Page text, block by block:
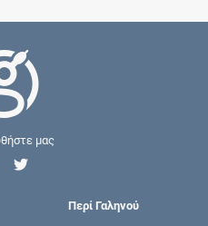
μας
Περί Γαληνού